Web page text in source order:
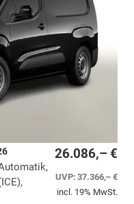
26.086,– €
UVP:37.366,– €
incl. 19% MwSt.